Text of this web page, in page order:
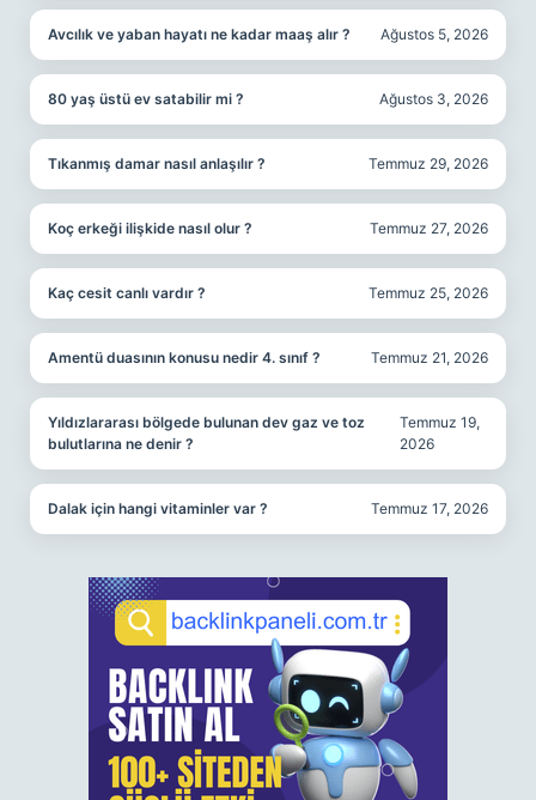
Avcılık ve yaban hayatı ne kadar maaş alır ? Ağustos 5, 2026
80 yaş üstü ev satabilir mi ? Ağustos 3, 2026
Tıkanmış damar nasıl anlaşılır ? Temmuz 29, 2026
Koç erkeği ilişkide nasıl olur ? Temmuz 27, 2026
Kaç cesit canlı vardır ? Temmuz 25, 2026
Amentü duasının konusu nedir 4. sınıf ? Temmuz 21, 2026
Yıldızlararası bölgede bulunan dev gaz ve toz
bulutlarına ne denir ?
Temmuz 19,
2026
Dalak için hangi vitaminler var ? Temmuz 17, 2026